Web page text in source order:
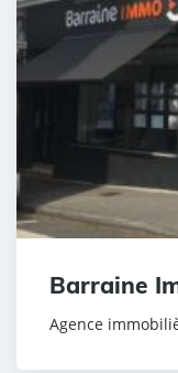
Barraine
Agence